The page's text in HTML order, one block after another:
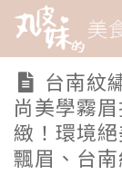
台南紋
尚美學霧
緻！環境
飄眉、台